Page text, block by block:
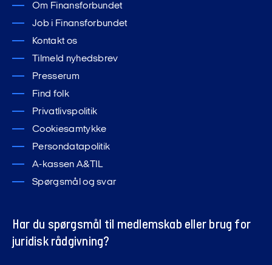
Om Finansforbundet
Job i Finansforbundet
Kontakt os
Tilmeld nyhedsbrev
Presserum
Find folk
Privatlivspolitik
Cookiesamtykke
Persondatapolitik
A-kassen A&TIL
Spørgsmål og svar
Har du spørgsmål til medlemskab eller brug for
juridisk rådgivning?